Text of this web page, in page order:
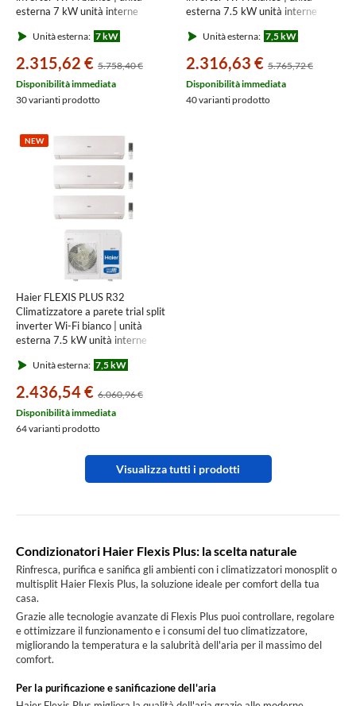
esterna 7 kW unità interne
3U70S2SR3FA+AS[20|20|20]S2SF1FA-
Unità esterna: 7 kW
2.315,62 € 5.758,40 €
Disponibilità immediata
30 varianti prodotto
esterna 7.5 kW unità interne
4U75S2SR5FA+AS[20|42]S2SF1FA-
Unità esterna: 7,5 kW
2.316,63 € 5.765,72 €
Disponibilità immediata
40 varianti prodotto
NEW
Haier FLEXIS PLUS R32
Climatizzatore a parete trial split
inverter Wi-Fi bianco | unità
esterna 7.5 kW unità interne
4U75S2SR5FA+AS[20|20|20]S2SF1FA-
Unità esterna: 7,5 kW
2.436,54 € 6.060,96 €
Disponibilità immediata
64 varianti prodotto
Visualizza tutti i prodotti
Condizionatori Haier Flexis Plus: la scelta naturale
Rinfresca, purifica e sanifica gli ambienti con i climatizzatori monosplit o
multisplit Haier Flexis Plus, la soluzione ideale per comfort della tua
casa.
Grazie alle tecnologie avanzate di Flexis Plus puoi controllare, regolare
e ottimizzare il funzionamento e i consumi del tuo climatizzatore,
migliorando la temperatura e la salubrità dell'aria per il massimo del
comfort.
Per la purificazione e sanificazione dell'aria